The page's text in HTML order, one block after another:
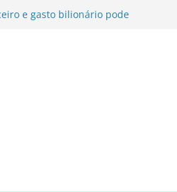
e gasto bilionário pode